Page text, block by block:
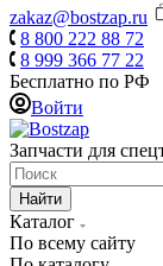
zakaz@bostzap.ru
8 800 222 88 72
8 999 366 77 22
Бесплатно по РФ
Войти
Запчасти для
Найти
Каталог
По всему сайту